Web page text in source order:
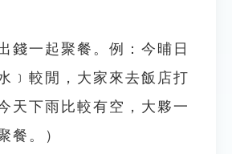
錢一起聚餐。例：今晡日
﹞較閒，大家來去飯店打
天下雨比較有空，大夥一
餐。）